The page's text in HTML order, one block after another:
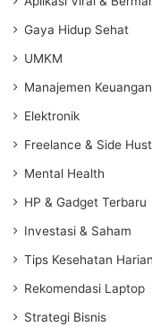
Gaya Hidup Sehat
UMKM
Manajemen Keuangan
Elektronik
Freelance & Side
Mental Health
HP & Gadget Terbaru
Investasi & Saham
Tips Kesehatan Harian
Rekomendasi Laptop
Strategi Bisnis